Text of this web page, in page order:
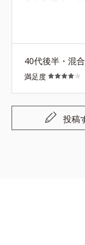
40代後半・混
満足度
投稿